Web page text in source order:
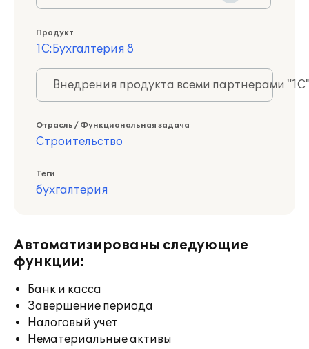
Продукт
1С:Бухгалтерия 8
Внедрения продукта всеми партнерами
Отрасль / Функциональная задача
Строительство
Теги
бухгалтерия
Автоматизированы следующие
функции:
Банк и касса
Завершение периода
Налоговый учет
Нематериальные активы